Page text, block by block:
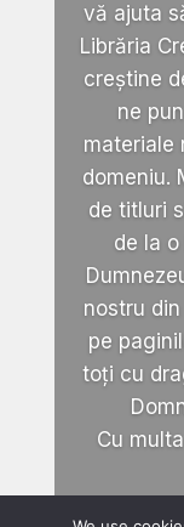
vă ajuta
Librăria
creștine
ne
materiale
domeniu.
de titluri
de la
nostru
pe
toți cu
Cu